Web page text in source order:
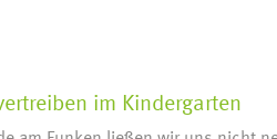
im Kindergarten